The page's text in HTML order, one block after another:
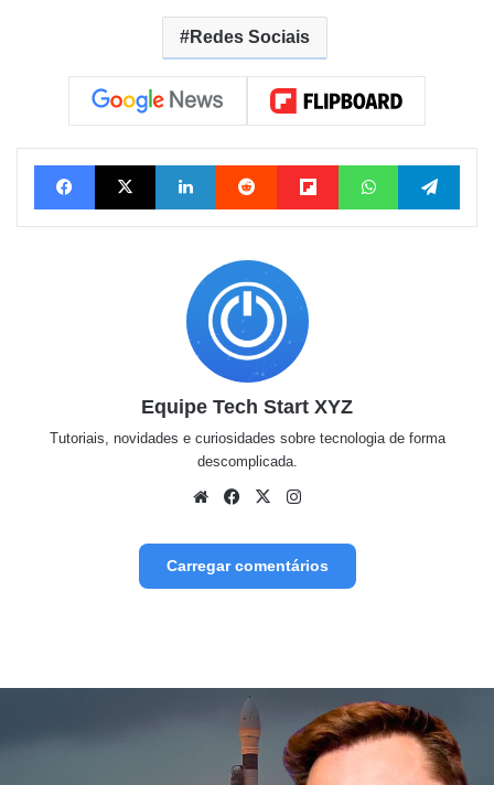
Redes Sociais
FacebookX Linkedin Reddit FlipboardWhatsApp
Equipe Tech Start XYZ
Tutoriais, novidades e curiosidades sobre tecnologia de forma
descomplicada.
WebsiteFacebook
X
Carregar comentários